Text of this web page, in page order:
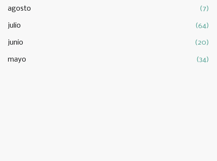
agosto (7)
julio (64)
junio (20)
mayo (34)